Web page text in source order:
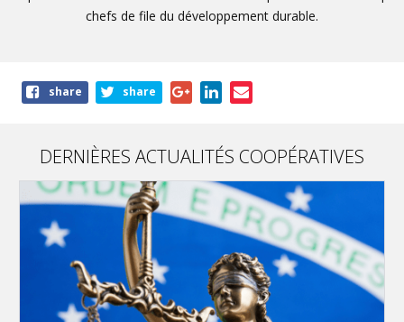
chefs de file du développement durable.
Shareshare share
DERNIÈRES ACTUALITÉS COOPÉRATIVES